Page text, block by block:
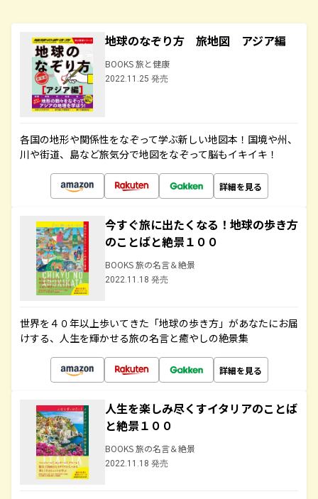
地球のなぞり方 旅地図 アジア編
BOOKS 旅と健康
2022.11.25 発売
各国の地形や関係性をなぞって学ぶ新しい地図本！国境や州、
川や街道、島など旅気分で地図をなぞって脳もイキイキ！
詳細を見る
今すぐ旅に出たくなる！地球の歩き方
のことばと絶景１００
BOOKS 旅の名言＆絶景
2022.11.18 発売
世界を４０年以上歩いてきた「地球の歩き方」があなたにお届
けする、人生を輝かせる旅の名言と癒やしの絶景集
詳細を見る
人生を楽しみ尽くすイタリアのことば
と絶景１００
BOOKS 旅の名言＆絶景
2022.11.18 発売